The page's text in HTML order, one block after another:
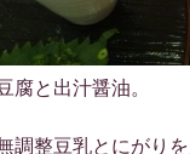
腐と出汁醤油。
調整豆乳とにがり